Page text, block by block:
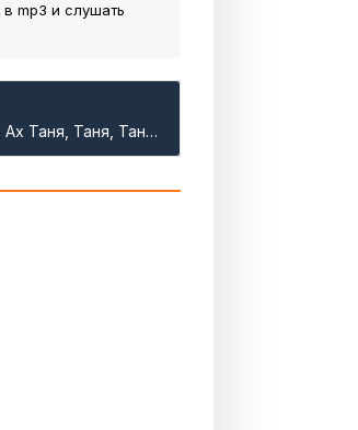
в mp3 и слушать
Частушатина - Ах Таня, Таня, Танечка - случился с ней прокол